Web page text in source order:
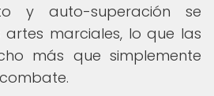
y auto-superación se
marciales, lo que las
más que simplemente